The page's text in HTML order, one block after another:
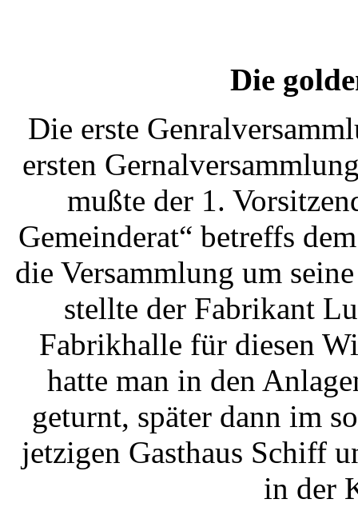
Die
Die erste
ersten
mußte der 1.
Gemeinderat“ betreffs
die Versammlung um
stellte der Fabrikant
Fabrikhalle für diesen
hatte man in den
geturnt, später dann im
jetzigen Gasthaus Schiff
in der